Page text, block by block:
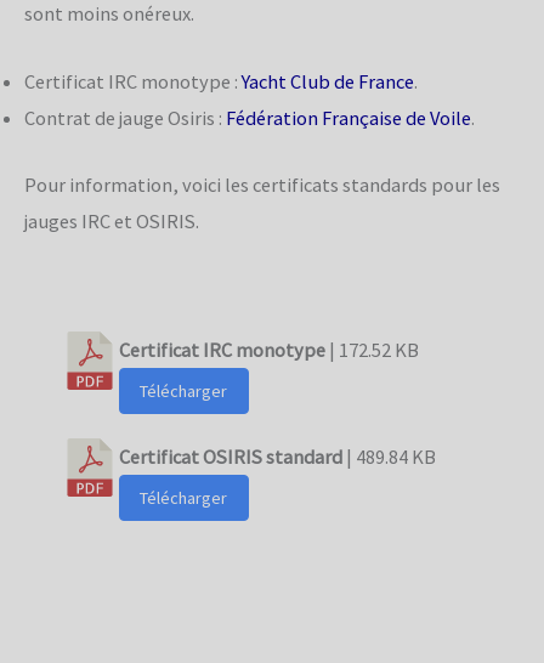
sont moins onéreux.
Certificat IRC monotype :Yacht Club de France.
Contrat de jauge Osiris : Fédération Française de Voile.
Pour information, voici les certificats standards pour les
jauges IRC et OSIRIS.
Certificat IRC monotype | 172.52 KB
Télécharger
Certificat OSIRIS standard | 489.84 KB
Télécharger